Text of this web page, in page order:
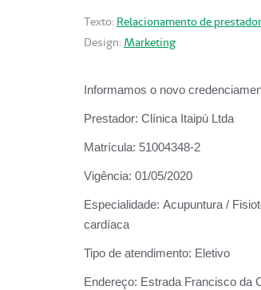
Texto: Relacionamento de prestador
Design: Marketing
Informamos o novo
Prestador: Clínica Itaipú Ltda
Matrícula: 51004348-2
Vigência: 01/05/2020
Especialidade: Acupuntura /
cardíaca
Tipo de atendimento: Eletivo
Endereço: Estrada Francisco da